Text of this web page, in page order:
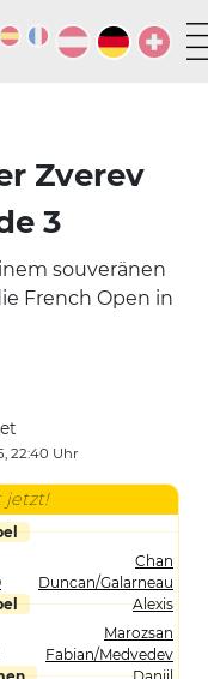
Zverev
3
souveränen
French Open in
22:40 Uhr
jetzt!
Chan
Duncan/Galarneau
Alexis
Marozsan
Fabian/Medvedev